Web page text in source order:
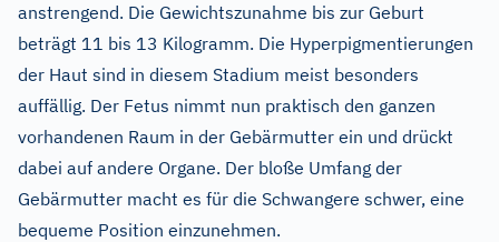
anstrengend. Die Gewichtszunahme bis zur Geburt
beträgt 11 bis 13 Kilogramm. Die Hyperpigmentierungen
der Haut sind in diesem Stadium meist besonders
auffällig. Der Fetus nimmt nun praktisch den ganzen
vorhandenen Raum in der Gebärmutter ein und drückt
dabei auf andere Organe. Der bloße Umfang der
Gebärmutter macht es für die Schwangere schwer, eine
bequeme Position einzunehmen.